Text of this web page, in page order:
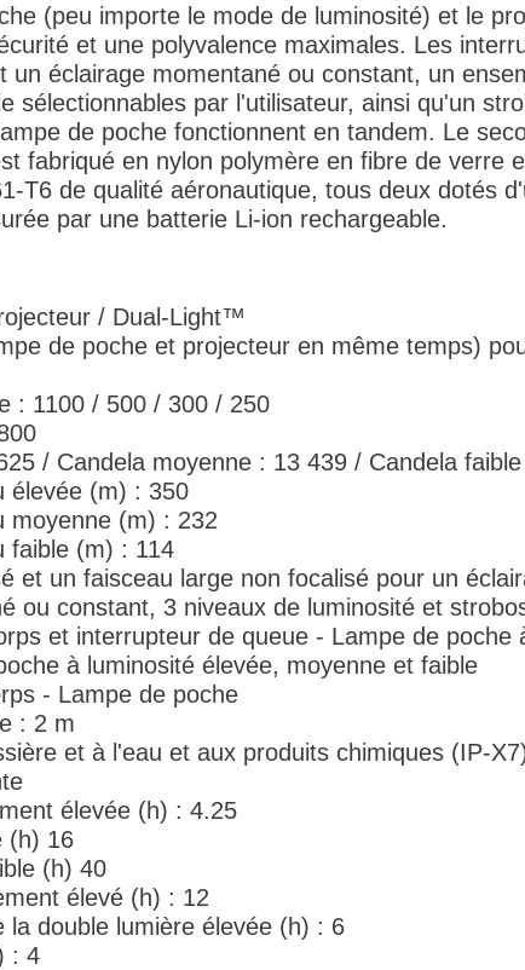
(peu importe le mode de luminosité) et le
et une polyvalence maximales. Les
un éclairage momentané ou constant, un
sélectionnables par l'utilisateur, ainsi qu'un
de poche fonctionnent en tandem. Le
fabriqué en nylon polymère en fibre de verre
T6 de qualité aéronautique, tous deux dotés
par une batterie Li-ion rechargeable.
/ Dual-Light™
de poche et projecteur en même temps)
: 1100 / 500 / 300 / 250
/ Candela moyenne : 13 439 / Candela
élevée (m) : 350
moyenne (m) : 232
faible (m) : 114
et un faisceau large non focalisé pour un
ou constant, 3 niveaux de luminosité et
et interrupteur de queue - Lampe de poche
à luminosité élevée, moyenne et faible
- Lampe de poche
: 2 m
et à l'eau et aux produits chimiques (IP-
élevée (h) : 4.25
(h) 16
(h) 40
élevé (h) : 12
la double lumière élevée (h) : 6
: 4